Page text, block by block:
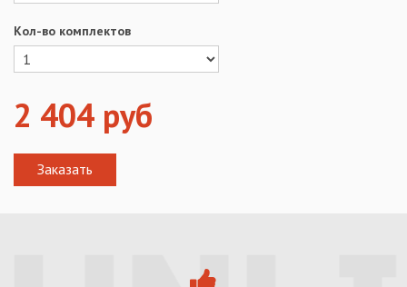
Кол-во комплектов
2 404 руб